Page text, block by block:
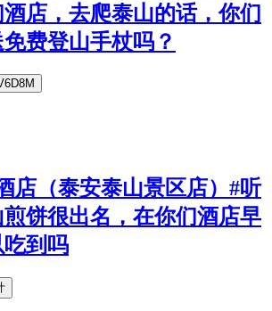
店，去爬泰山的话，你们
费登山手杖吗？
店（泰安泰山景区店）#听
饼很出名，在你们酒店早
到吗